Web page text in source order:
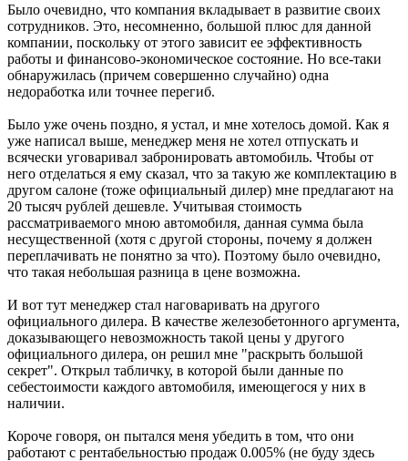
Было очевидно, что компания вкладывает в развитие своих
сотрудников. Это, несомненно, большой плюс для данной
компании, поскольку от этого зависит ее эффективность
работы и финансово-экономическое состояние. Но все-таки
обнаружилась (причем совершенно случайно) одна
недоработка или точнее перегиб.
Было уже очень поздно, я устал, и мне хотелось домой. Как я
уже написал выше, менеджер меня не хотел отпускать и
всячески уговаривал забронировать автомобиль. Чтобы от
него отделаться я ему сказал, что за такую же комплектацию в
другом салоне (тоже официальный дилер) мне предлагают на
20 тысяч рублей дешевле. Учитывая стоимость
рассматриваемого мною автомобиля, данная сумма была
несущественной (хотя с другой стороны, почему я должен
переплачивать не понятно за что). Поэтому было очевидно,
что такая небольшая разница в цене возможна.
И вот тут менеджер стал наговаривать на другого
официального дилера. В качестве железобетонного аргумента,
доказывающего невозможность такой цены у другого
официального дилера, он решил мне "раскрыть большой
секрет". Открыл табличку, в которой были данные по
себестоимости каждого автомобиля, имеющегося у них в
наличии.
Короче говоря, он пытался меня убедить в том, что они
работают с рентабельностью продаж 0.005% (не буду здесь